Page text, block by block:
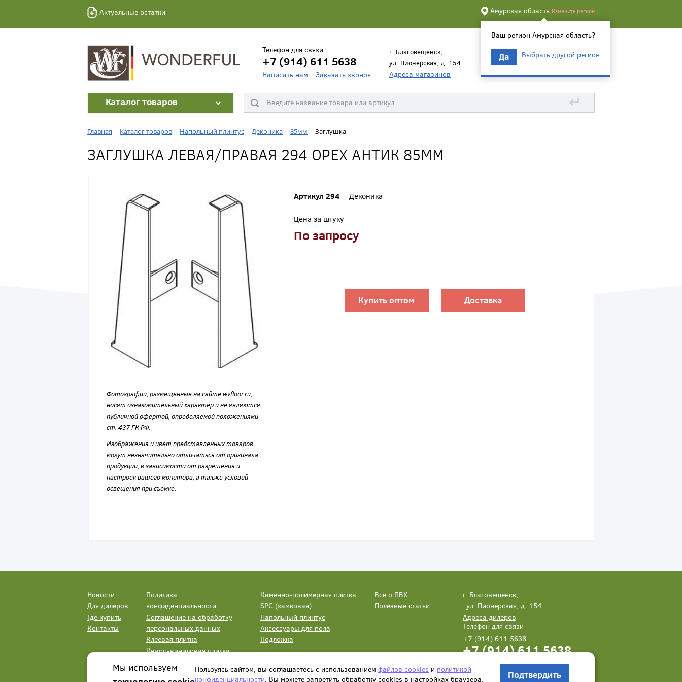
Актуальные остатки Амурская область Изменить регион
Ваш регион Амурская область?
Да Выбрать другой регион
Телефон для связи
+7 (914) 611 5638
Написать нам Заказать звонок
г. Благовещенск,
ул. Пионерская, д. 154
Адреса магазинов
Каталог товаров ↵
Главная Каталог товаров Напольный плинтус Деконика 85мм Заглушка
ЗАГЛУШКА ЛЕВАЯ/ПРАВАЯ 294 ОРЕХ АНТИК 85ММ
Фотографии, размещённые на сайте wvfloor.ru,
носят ознакомительный характер и не являются
публичной офертой, определяемой положениями
ст. 437 ГК РФ.
Изображения и цвет представленных товаров
могут незначительно отличаться от оригинала
продукции, в зависимости от разрешения и
настроек вашего монитора, а также условий
освещения при съемке.
Артикул 294 Деконика
Цена за штуку
По запросу
Купить оптом Доставка
Новости
Для дилеров
Где купить
Контакты
Политика
конфиденциальности
Соглашение на обработку
персональных данных
Клеевая плитка
Кварц-виниловая плитка
Каменно-полимерная плитка
SPC (замковая)
Напольный плинтус
Аксессуары для пола
Подложка
Все о ПВХ
Полезные статьи
г. Благовещенск,
ул. Пионерская, д. 154
Адреса дилеров
Телефон для связи
+7 (914) 611 5638
+7 (914) 611 5638
Написать нам Заказать звонок
Мы используем
Пользуясь сайтом, вы соглашаетесь с использованием файлов cookies и политикой
конфиденциальности. Вы можете запретить обработку сookies в настройках браузера. Подтвердить